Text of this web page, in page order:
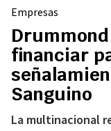
Empresas
financiar
Sanguino
La multinacional